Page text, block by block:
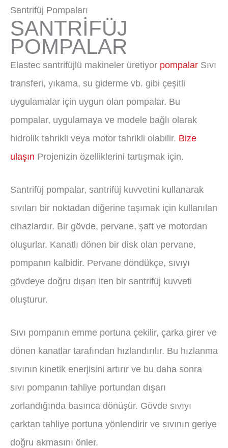
Santrifüj Pompaları
SANTRİFÜJ
POMPALAR
Elastec santrifüjlü makineler üretiyor pompalar Sıvı
transferi, yıkama, su giderme vb. gibi çeşitli
uygulamalar için uygun olan pompalar. Bu
pompalar, uygulamaya ve modele bağlı olarak
hidrolik tahrikli veya motor tahrikli olabilir. Bize
ulaşın Projenizin özelliklerini tartışmak için.
Santrifüj pompalar, santrifüj kuvvetini kullanarak
sıvıları bir noktadan diğerine taşımak için kullanılan
cihazlardır. Bir gövde, pervane, şaft ve motordan
oluşurlar. Kanatlı dönen bir disk olan pervane,
pompanın kalbidir. Pervane döndükçe, sıvıyı
gövdeye doğru dışarı iten bir santrifüj kuvveti
oluşturur.
Sıvı pompanın emme portuna çekilir, çarka girer ve
dönen kanatlar tarafından hızlandırılır. Bu hızlanma
sıvının kinetik enerjisini artırır ve bu daha sonra
sıvı pompanın tahliye portundan dışarı
zorlandığında basınca dönüşür. Gövde sıvıyı
çarktan tahliye portuna yönlendirir ve sıvının geriye
doğru akmasını önler.